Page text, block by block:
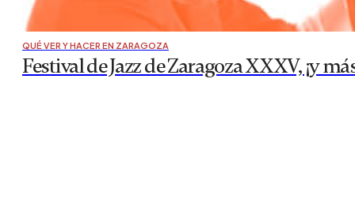
QUÉ VER Y HACER EN ZARAGOZA
Festival de Jazz de Zaragoza XXXV, ¡y